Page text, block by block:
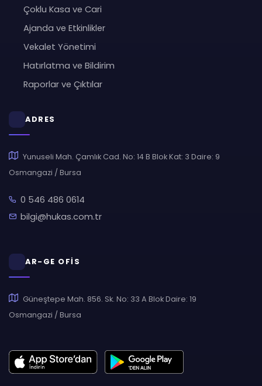
Çoklu Kasa ve Cari
Ajanda ve Etkinlikler
Vekalet Yönetimi
Hatırlatma ve Bildirim
Raporlar ve Çıktılar
ADRES
Yunuseli Mah. Çamlık Cad. No: 14 B Blok Kat: 3 Daire: 9
Osmangazi / Bursa
0 546 486 0614
bilgi@hukas.com.tr
AR-GE OFİS
Güneştepe Mah. 856. Sk. No: 33 A Blok Daire: 19
Osmangazi / Bursa